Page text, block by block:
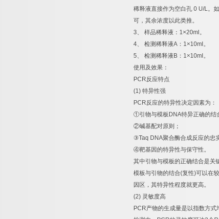
稀释液直接作为空白孔 0 U/L。
可，其余浓度以此类推。
3、 样品稀释液： 1×20ml 。
4、 检测稀释液A ： 1×10ml 。
5、 检测稀释液 B ： 1×10ml 。
使用及效果：
PCR反应特点
(1) 特异性强
PCR反应的特异性决定因素为：
①引物与模板 DNA特异正确的结
②碱基配对原则；
③Taq DNA聚合酶合成反应的忠
④靶基因的特异性与保守性。
其中引物与模板的正确结合是关
模板与引物的结合(复性)可以在
因区，其特异性程度就更高。
(2) 灵敏度高
PCR产物的生成量是以指数方式